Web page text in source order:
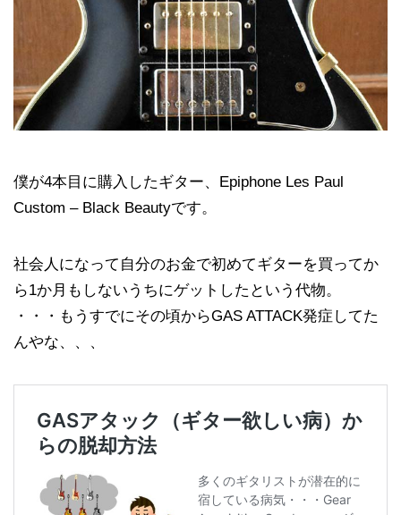
僕が4本目に購入したギター、Epiphone Les Paul
Custom – Black Beautyです。
社会人になって自分のお金で初めてギターを買ってか
ら1か月もしないうちにゲットしたという代物。
・・・もうすでにその頃からGAS ATTACK発症してた
んやな、、、